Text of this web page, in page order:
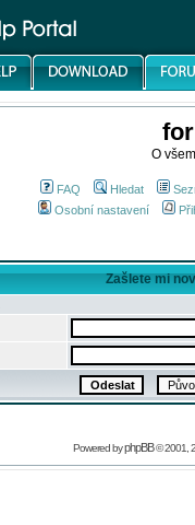
O
FAQ Hledat
Osobní nastavení
Zašlete mi
Powered byphpBB© 2001,